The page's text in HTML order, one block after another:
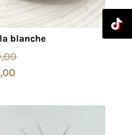
blanche